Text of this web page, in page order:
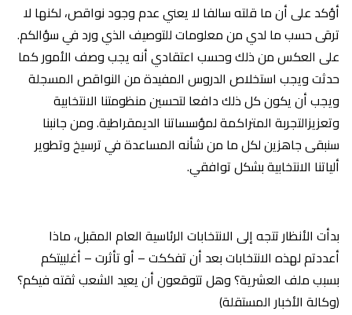
أؤكد على أن ما قلته سالفا لا يعني عدم وجود نواقص، لكنها لا
ترقى حسب ما لدي من معلومات للتوصيف الذي ورد في سؤالكم.
على العكس من ذلك وحسب اعتقادي أنه يجب وصف الأمور كما
حدثت ويجب استخلاص الدروس المفيدة من النواقص المسجلة
ويجب أن يكون كل ذلك دافعا لتحسين منظومتنا الانتخابية
وتعزيزالتجربة المتراكمة لمؤسساتنا الديمقراطية. ومن جانبنا
سنبقى جاهزين لكل ما من شأنه المساعدة في ترسيخ وتطوير
ألياتنا الانتخابية بشكل توافقي.
بدأت الأنظار تتجه إلى الانتخابات الرئاسية العام المقبل، ماذا
أعددتم لهذه الانتخابات بعد أن تفككت – أو تأثرت – أغلبيتكم
بسبب ملف العشرية؟ وهل تتوقعون أن يعيد الشعب ثقته فيكم؟
(وكالة الأخبار المستقلة)